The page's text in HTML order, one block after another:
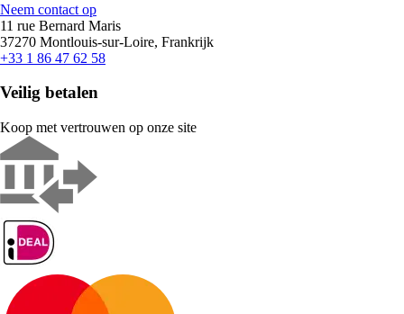
Neem contact op
11 rue Bernard Maris
37270 Montlouis-sur-Loire, Frankrijk
+33 1 86 47 62 58
Veilig betalen
Koop met vertrouwen op onze site